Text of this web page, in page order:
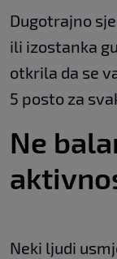
Dugotrajno
ili izostanka
otkrila da se
5 posto za
Ne
Neki ljudi